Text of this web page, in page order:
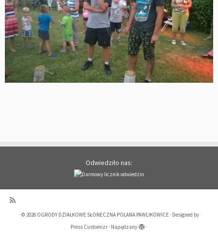
Odwiedziło nas:
· © 2026 OGRODY DZIAŁKOWE SŁONECZNA POLANA PAWLIKOWICE · Designed by
Press Customizr · Napędzany ·